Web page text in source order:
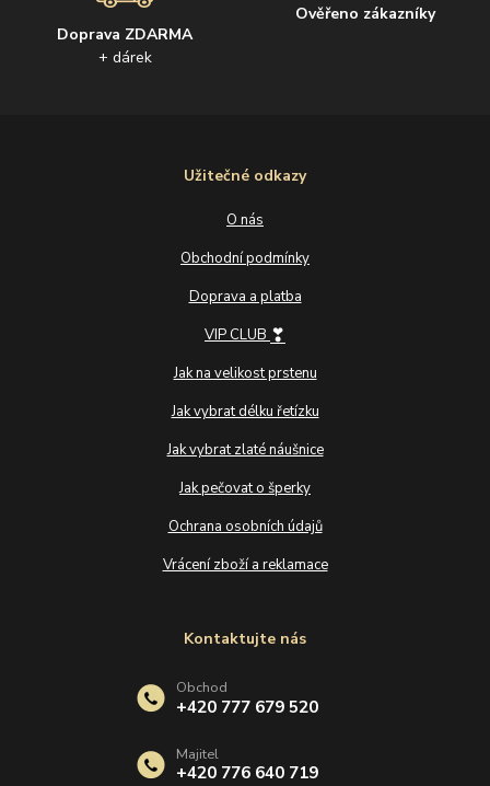
Doprava ZDARMA
+ dárek
Ověřeno zákazníky
Užitečné odkazy
O nás
Obchodní podmínky
Doprava a platba
VIP CLUB ❣
Jak na velikost prstenu
Jak vybrat délku řetízku
Jak vybrat zlaté náušnice
Jak pečovat o šperky
Ochrana osobních údajů
Vrácení zboží a reklamace
Kontaktujte nás
Obchod
+420 777 679 520
Majitel
+420 776 640 719